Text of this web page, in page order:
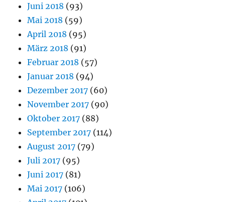
Juni 2018 (93)
Mai 2018 (59)
April 2018 (95)
März 2018 (91)
Februar 2018 (57)
Januar 2018 (94)
Dezember 2017 (60)
November 2017 (90)
Oktober 2017 (88)
September 2017 (114)
August 2017 (79)
Juli 2017 (95)
Juni 2017 (81)
Mai 2017 (106)